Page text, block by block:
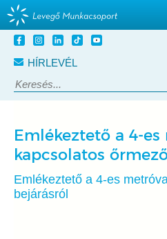
Tovább
tartalomra
HÍRLEVÉL
Keresés:
Emlékeztető a 4-es
kapcsolatos
Emlékeztető a 4-es
bejárásról